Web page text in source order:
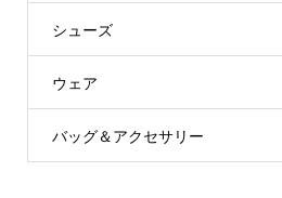
シューズ
ウェア
バッグ＆アクセサリー